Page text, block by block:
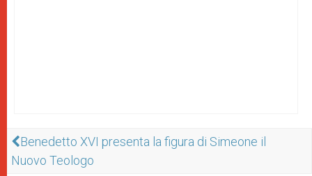
Benedetto XVI presenta la figura di Simeone il
Nuovo Teologo